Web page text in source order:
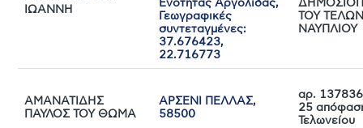
ΙΩΑΝΝΗ
Ενότητας Αργολίδας,
Γεωγραφικές
συντεταγμένες:
37.676423,
22.716773
ΤΟΥ
ΝΑΥΠΛΙΟΥ
ΑΜΑΝΑΤΙΔΗΣ
ΠΑΥΛΟΣ ΤΟΥ ΘΩΜΑ
ΑΡΣΕΝΙ ΠΕΛΛΑΣ,
58500
αρ.
25
Τελωνείου